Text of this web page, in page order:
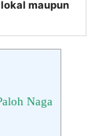
maupun
Naga